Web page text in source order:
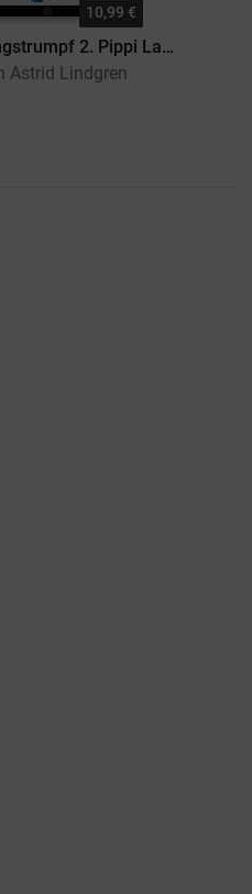
10,99 €
Pippi Langstrumpf 2. Pippi Langstrumpf geht an Bord
Astrid Lindgren